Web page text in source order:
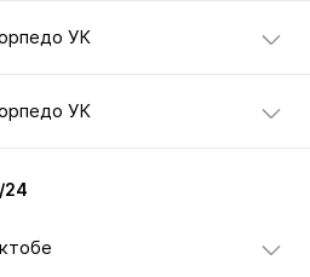
УК
УК
24